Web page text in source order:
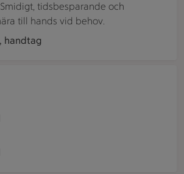
tidsbesparande och
till hands vid behov.
handtag